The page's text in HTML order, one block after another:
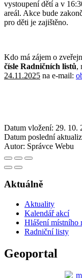
vystoupení dětí a v
areál. Akce bude
pro děti je zajištěno.
Kdo má zájem o
čísle Radničních listů,
24.11.2025 na e-mail:
Datum vložení: 29. 10.
Datum poslední
Autor: Správce Webu
Aktuálně
Aktuality
Kalendář akcí
Hlášení místního
Radniční listy
Geoportal